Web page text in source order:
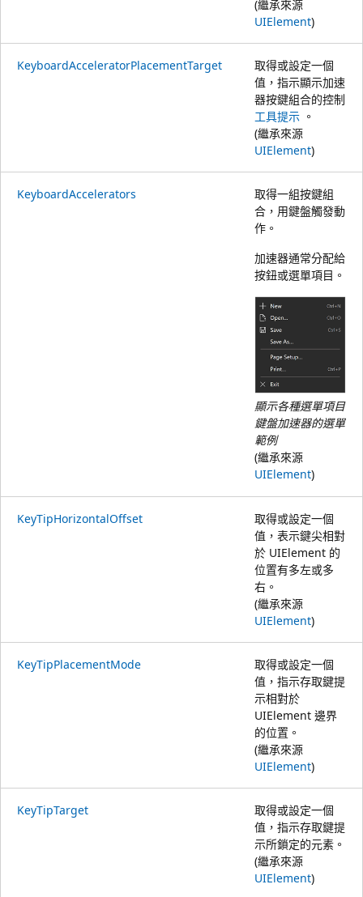
(繼承來源
UIElement)
KeyboardAcceleratorPlacementTarget
取得或設定一個
值，指示顯示加速
器按鍵組合的控制
工具提示 。
(繼承來源
UIElement)
KeyboardAccelerators
取得一組按鍵組
合，用鍵盤觸發動
作。
加速器通常分配給
按鈕或選單項目。
顯示各種選單項目
鍵盤加速器的選單
範例
(繼承來源
UIElement)
KeyTipHorizontalOffset
取得或設定一個
值，表示鍵尖相對
於 UIElement 的
位置有多左或多
右。
(繼承來源
UIElement)
KeyTipPlacementMode
取得或設定一個
值，指示存取鍵提
示相對於
UIElement 邊界
的位置。
(繼承來源
UIElement)
KeyTipTarget
取得或設定一個
值，指示存取鍵提
示所鎖定的元素。
(繼承來源
UIElement)